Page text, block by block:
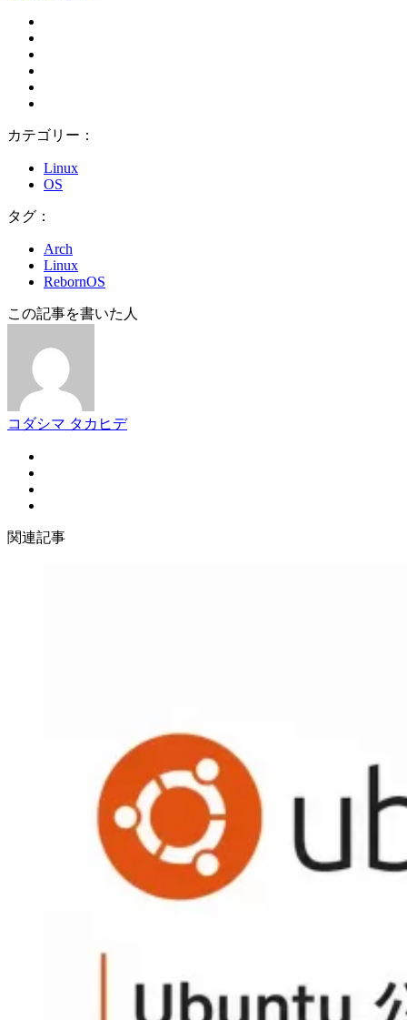
カテゴリー：
Linux
OS
タグ：
Arch
Linux
RebornOS
この記事を書いた人
コダシマ タカヒデ
関連記事